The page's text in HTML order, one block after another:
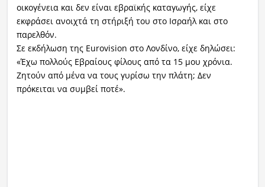
οικογένεια και δεν είναι εβραϊκής καταγωγής, είχε
εκφράσει ανοιχτά τη στήριξή του στο Ισραήλ και στο
παρελθόν.
Σε εκδήλωση της Eurovision στο Λονδίνο, είχε δηλώσει:
«Έχω πολλούς Εβραίους φίλους από τα 15 μου χρόνια.
Ζητούν από μένα να τους γυρίσω την πλάτη; Δεν
πρόκειται να συμβεί ποτέ».